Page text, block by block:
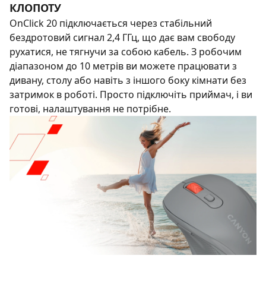
КЛОПОТУ
OnClick 20 підключається через стабільний
бездротовий сигнал 2,4 ГГц, що дає вам свободу
рухатися, не тягнучи за собою кабель. З робочим
діапазоном до 10 метрів ви можете працювати з
дивану, столу або навіть з іншого боку кімнати без
затримок в роботі. Просто підключіть приймач, і ви
готові, налаштування не потрібне.